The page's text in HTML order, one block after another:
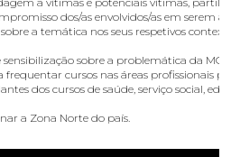
dos/as envolvidos/as em serem
a temática nos seus respetivos
sensibilização sobre a problemática da
frequentar cursos nas áreas profissionais
dos cursos de saúde, serviço social,
a Zona Norte do país.